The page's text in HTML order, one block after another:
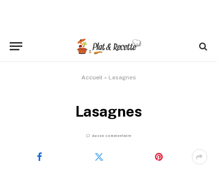
Accueil » Lasagnes
Lasagnes
Aucun commentaire